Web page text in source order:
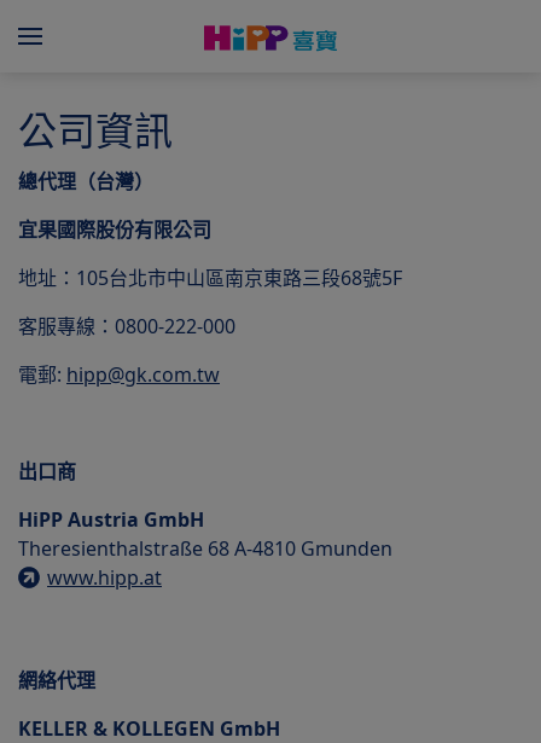
Menü
公司資訊
總代理（台灣）
宜果國際股份有限公司
地址：105台北市中山區南京東路三段68號5F
客服專線：0800-222-000
電郵: hipp@gk.com.tw
出口商
HiPP Austria GmbH
Theresienthalstraße 68 A-4810 Gmunden
www.hipp.at
網絡代理
KELLER & KOLLEGEN GmbH